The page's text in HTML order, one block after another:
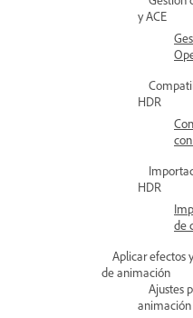
y ACE
HDR
HDR
de
Aplicar efectos
de animación
Ajustes
animación